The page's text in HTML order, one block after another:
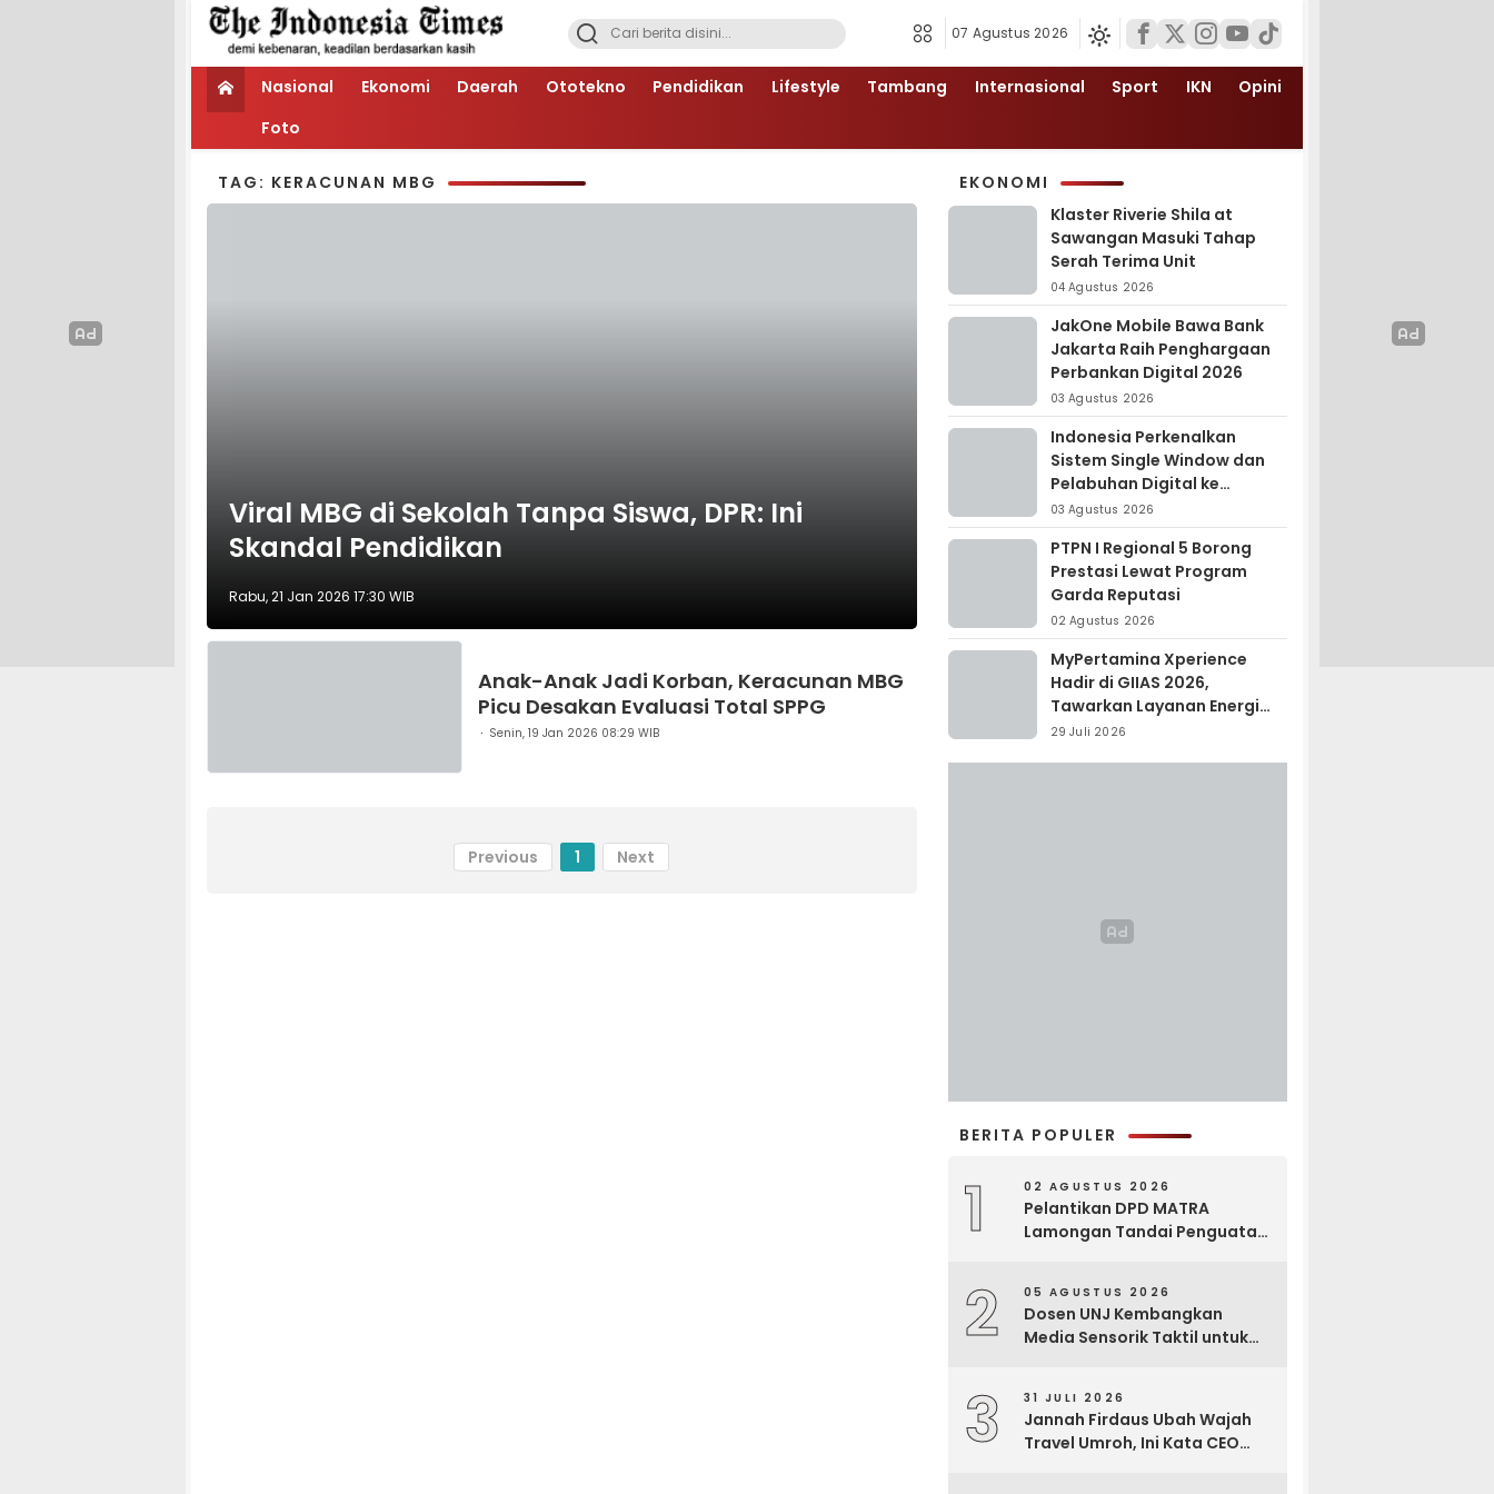
07 Agustus 2026
Nasional Ekonomi Daerah Ototekno Pendidikan Lifestyle Tambang Internasional Sport IKN
Opini
Foto
TAG: KERACUNAN MBG
Viral MBG di Sekolah Tanpa Siswa, DPR: Ini
Skandal Pendidikan
Rabu, 21 Jan 2026 17:30 WIB
Anak-Anak Jadi Korban, Keracunan MBG
Picu Desakan Evaluasi Total SPPG
Senin, 19 Jan 2026 08:29 WIB
Previous 1 Next
EKONOMI
Klaster Riverie Shila at
Sawangan Masuki Tahap
Serah Terima Unit
04 Agustus 2026
JakOne Mobile Bawa Bank
Jakarta Raih Penghargaan
Perbankan Digital 2026
03 Agustus 2026
Indonesia Perkenalkan
Sistem Single Window dan
Pelabuhan Digital ke
Madagaskar
03 Agustus 2026
PTPN I Regional 5 Borong
Prestasi Lewat Program
Garda Reputasi
02 Agustus 2026
MyPertamina Xperience
Hadir di GIIAS 2026,
Tawarkan Layanan Energi
Terintegrasi
29 Juli 2026
BERITA POPULER
1 02 AGUSTUS 2026
Pelantikan DPD MATRA
Lamongan Tandai Penguatan
2 05 AGUSTUS 2026
Dosen UNJ Kembangkan
Media Sensorik Taktil untuk
3 31 JULI 2026
Jannah Firdaus Ubah Wajah
Travel Umroh, Ini Kata CEO